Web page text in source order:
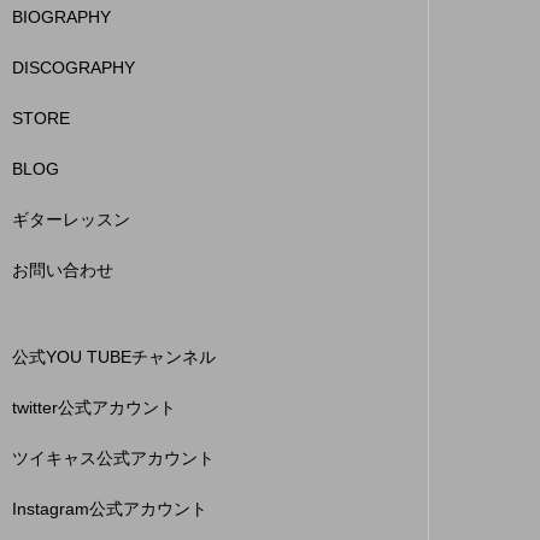
BIOGRAPHY
DISCOGRAPHY
STORE
BLOG
ギターレッスン
お問い合わせ
公式YOU TUBEチャンネル
twitter公式アカウント
ツイキャス公式アカウント
Instagram公式アカウント